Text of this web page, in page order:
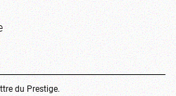
du Prestige.